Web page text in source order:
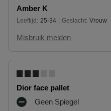
Amber K
Leeftijd
25 tot 34 25-34 Geslacht Vrouw
Misbruik melden
Dior face pallet
M
Geen Spiegel